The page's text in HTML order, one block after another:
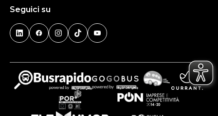
Seguici su